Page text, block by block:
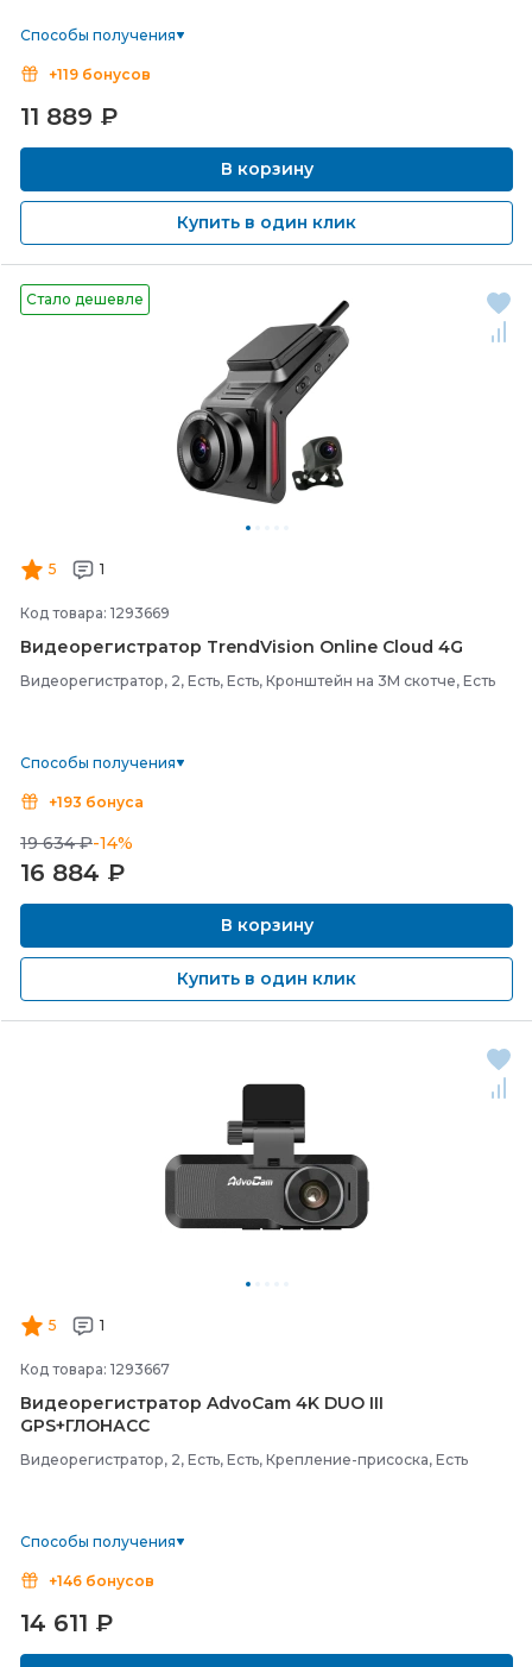
Способы получения
+119 бонусов
11 889 ₽
В корзину
Купить в один клик
Стало дешевле
5 1
Код товара: 1293669
Видеорегистратор TrendVision Online Cloud 4G
Видеорегистратор, 2, Есть, Есть, Кронштейн на 3М скотче, Есть
Способы получения
+193 бонуса
19 634 ₽-14%
16 884 ₽
В корзину
Купить в один клик
5 1
Код товара: 1293667
Видеорегистратор AdvoCam 4K DUO III
GPS+ГЛОНАСС
Видеорегистратор, 2, Есть, Есть, Крепление-присоска, Есть
Способы получения
+146 бонусов
14 611 ₽